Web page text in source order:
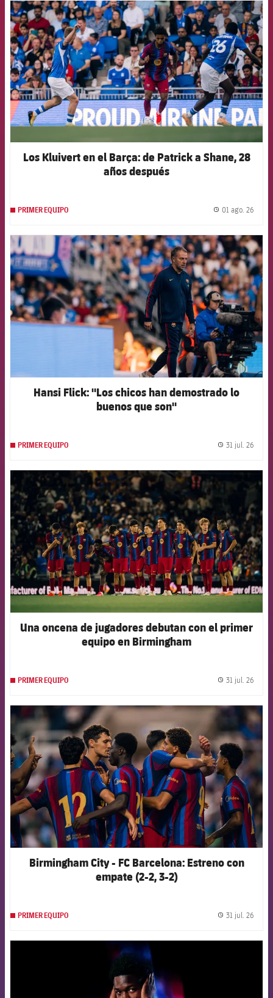
FCB Barcelona badge
Los Kluivert en el Barça: de Patrick a Shane, 28
años después
PRIMER EQUIPO 01 ago. 26
FCB Barcelona badge
Hansi Flick: "Los chicos han demostrado lo
buenos que son"
PRIMER EQUIPO 31 jul. 26
FCB Barcelona badge
Una oncena de jugadores debutan con el primer
equipo en Birmingham
PRIMER EQUIPO 31 jul. 26
FCB Barcelona badge
Birmingham City - FC Barcelona: Estreno con
empate (2-2, 3-2)
PRIMER EQUIPO 31 jul. 26
FCB Barcelona badge